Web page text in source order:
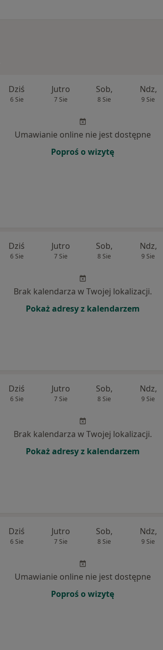
Dziś
6 Sie
Jutro
7 Sie
Sob,
8 Sie
Ndz,
9 Sie
Umawianie online nie jest dostępne
Poproś o wizytę
Dziś
6 Sie
Jutro
7 Sie
Sob,
8 Sie
Ndz,
9 Sie
Brak kalendarza w Twojej lokalizacji.
Pokaż adresy z kalendarzem
Dziś
6 Sie
Jutro
7 Sie
Sob,
8 Sie
Ndz,
9 Sie
Brak kalendarza w Twojej lokalizacji.
Pokaż adresy z kalendarzem
Dziś
6 Sie
Jutro
7 Sie
Sob,
8 Sie
Ndz,
9 Sie
Umawianie online nie jest dostępne
Poproś o wizytę